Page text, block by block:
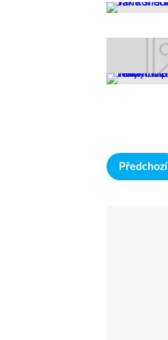
Předchozí